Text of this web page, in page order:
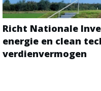
Richt Nationale
energie en clean
verdienvermogen